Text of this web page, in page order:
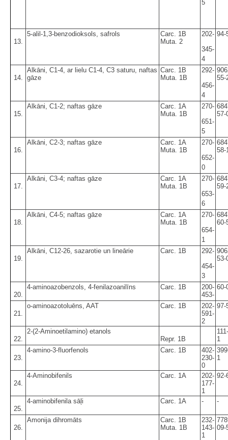
5
13.
5-alil-1,3-benzodioksols, safrols
Carc. 1B
Muta. 2
202-
345-
4
94-
14.
Alkāni, C1-4, ar lielu C1-4, C3 saturu, naftas
gāze
Carc. 1B
Muta. 1B
292-
456-
4
55-
15.
Alkāni, C1-2; naftas gāze
Carc. 1A
Muta. 1B
270-
651-
5
57-
16.
Alkāni, C2-3; naftas gāze
Carc. 1A
Muta. 1B
270-
652-
0
58-
17.
Alkāni, C3-4; naftas gāze
Carc. 1A
Muta. 1B
270-
653-
6
59-
18.
Alkāni, C4-5; naftas gāze
Carc. 1A
Muta. 1B
270-
654-
1
60-
19.
Alkāni, C12-26, sazarotie un lineārie Carc. 1B
292-
454-
3
53-
20.
4-aminoazobenzols, 4-fenilazoanilīns Carc. 1B
200-
453-
60-
21.
o-aminoazotoluēns, AAT Carc. 1B
202-
591-
2
97-
22.
2-(2-Aminoetilamino) etanols
Repr. 1B
1
23.
4-amino-3-fluorfenols Carc. 1B
402-
230-
0
1
24.
4-Aminobifenils Carc. 1A
202-
177-
1
92-
25.
4-aminobifenila sāļi Carc. 1A - -
26.
Amonija dihromāts
Carc. 1B
Muta. 1B
232-
143-
1
09-